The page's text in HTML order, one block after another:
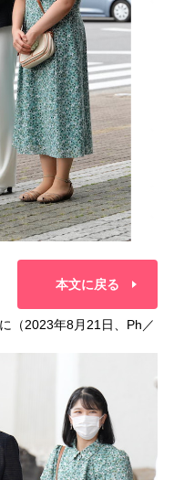
本文に戻る
（2023年8月21日、Ph／